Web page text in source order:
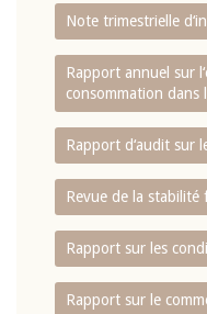
Note trimestrielle
Rapport annuel sur
consommation dans
Rapport d‘audit sur
Revue de la stabilité
Rapport sur les
Rapport sur le